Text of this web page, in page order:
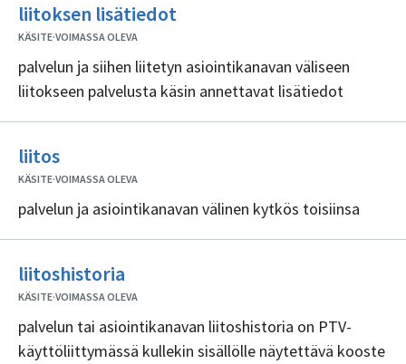
liitoksen lisätiedot
sisällöntuottajia
KÄSITE·VOIMASSA OLEVA
palvelun ja siihen liitetyn asiointikanavan väliseen
liitokseen palvelusta käsin annettavat lisätiedot
liitosEi
sisällöntuottajia
KÄSITE·VOIMASSA OLEVA
palvelun ja asiointikanavan välinen kytkös toisiinsa
liitoshistoria
sisällöntuottajia
KÄSITE·VOIMASSA OLEVA
palvelun tai asiointikanavan liitoshistoria on PTV-
käyttöliittymässä kullekin sisällölle näytettävä kooste